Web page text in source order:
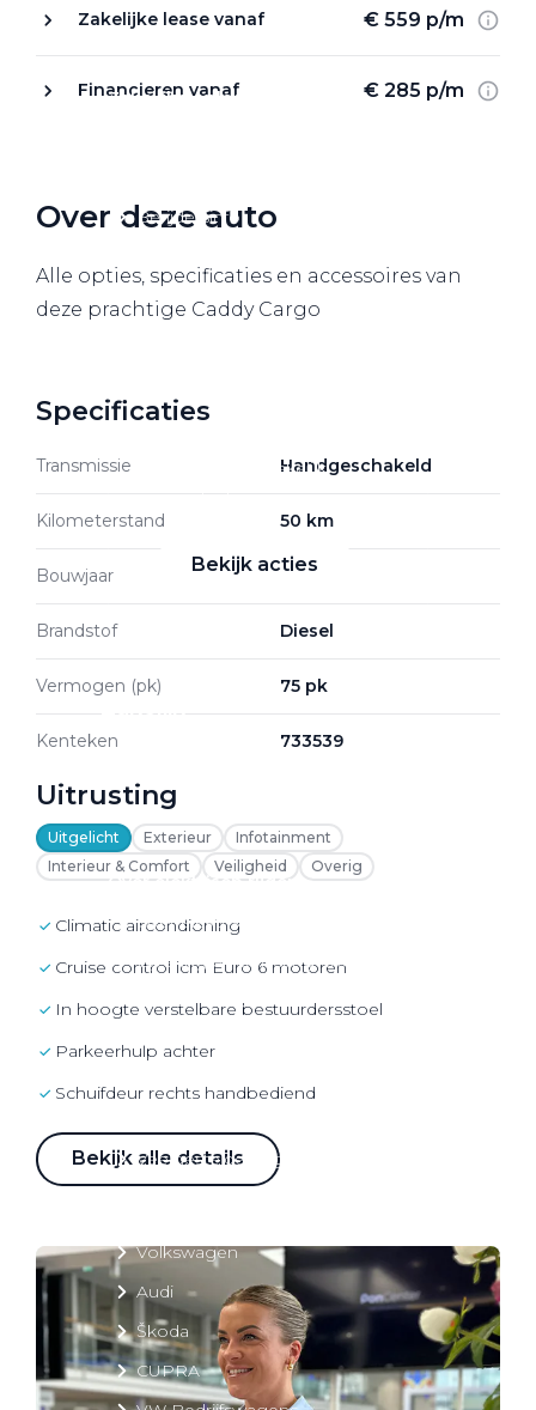
Zakelijke oplossingen
Berijdersinfo
Lease a Bike
Profiteer van zakelijk
voordeel
Bekijk acties
Zakelijk
Terug
Over elektrisch rijden
Over elektrisch rijden
Bijtelling en belastingvoordelen
Onderhoud en kosten
Shuttel laadoplossingen
Veelgestelde vragen
Volkswagen
Audi
Škoda
CUPRA
Zakelijke lease vanaf € 559 p/m
Financieren vanaf € 285 p/m
Over deze auto
Alle opties, specificaties en accessoires van
deze prachtige Caddy Cargo
Specificaties
Transmissie Handgeschakeld
Kilometerstand 50 km
Bouwjaar 2026
Brandstof Diesel
Vermogen (pk) 75 pk
Kenteken 733539
Uitrusting
Uitgelicht Exterieur
Infotainment
Interieur & Comfort
Veiligheid Overig
Climatic aircondioning
Cruise control icm Euro 6 motoren
In hoogte verstelbare bestuurdersstoel
Parkeerhulp achter
schuifdeur rechts handbediend
Bekijk alle details